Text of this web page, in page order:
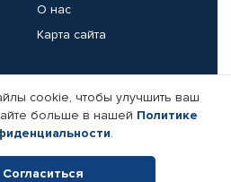
О нас
Карта сайта
Реквизиты компании
cookie, чтобы улучшить ваш
больше в нашей Политике
.
Согласиться